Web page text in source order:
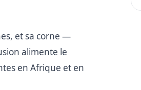
et sa corne —
alimente le
en Afrique et en